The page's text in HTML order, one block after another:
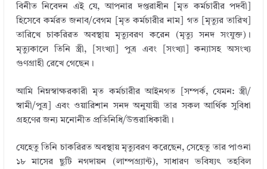
বিনীত নিবেদন এই যে, আপনার দপ্তরাধীন [মৃত কর্মচারীর পদবী]
হিসেবে কর্মরত জনাব/বেগম [মৃত কর্মচারীর নাম] গত [মৃত্যুর তারিখ]
তারিখে চাকরিরত অবস্থায় মৃত্যুবরণ করেন (মৃত্যু সনদ সংযুক্ত)।
মৃত্যুকালে তিনি স্ত্রী, [সংখ্যা] পুত্র এবং [সংখ্যা] কন্যাসহ অসংখ্য
গুণগ্রাহী রেখে গেছেন।
আমি নিম্নস্বাক্ষরকারী মৃত কর্মচারীর আইনগত [সম্পর্ক, যেমন: স্ত্রী/
স্বামী/পুত্র] এবং ওয়ারিশান সনদ অনুযায়ী তার সকল আর্থিক সুবিধা
গ্রহণের জন্য মনোনীত প্রতিনিধি/উত্তরাধিকারী।
যেহেতু তিনি চাকরিরত অবস্থায় মৃত্যুবরণ করেছেন, সেহেতু তার পাওনা
১৮ মাসের ছুটি নগদায়ন (লাম্পগ্র্যান্ট), সাধারণ ভবিষ্যৎ তহবিল